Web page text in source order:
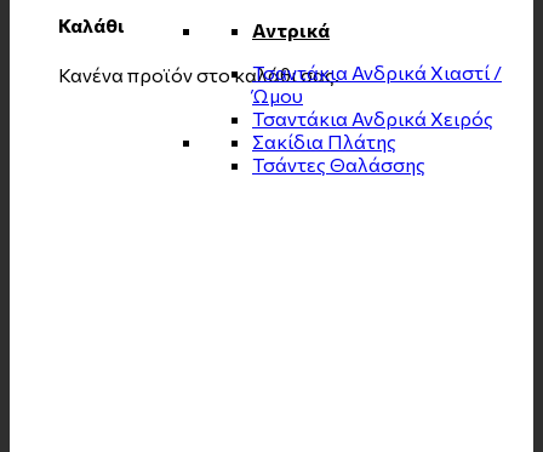
Καλάθι
Κανένα προϊόν στο καλάθι σας.
Αντρικά
Τσαντάκια Ανδρικά Χιαστί /
Ώμου
Τσαντάκια Ανδρικά Χειρός
Σακίδια Πλάτης
Τσάντες Θαλάσσης